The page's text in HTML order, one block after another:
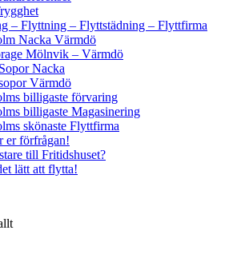
– Flyttning – Flyttstädning – Flyttfirma
Nacka Värmdö
Mölnvik – Värmdö
Nacka
Värmdö
billigaste förvaring
billigaste Magasinering
skönaste Flyttfirma
er förfrågan!
till Fritidshuset?
lätt att flytta!